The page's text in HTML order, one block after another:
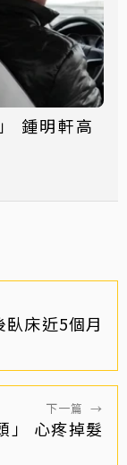
鍾明軒高
床近5個月
下一篇 →
」 心疼掉髮